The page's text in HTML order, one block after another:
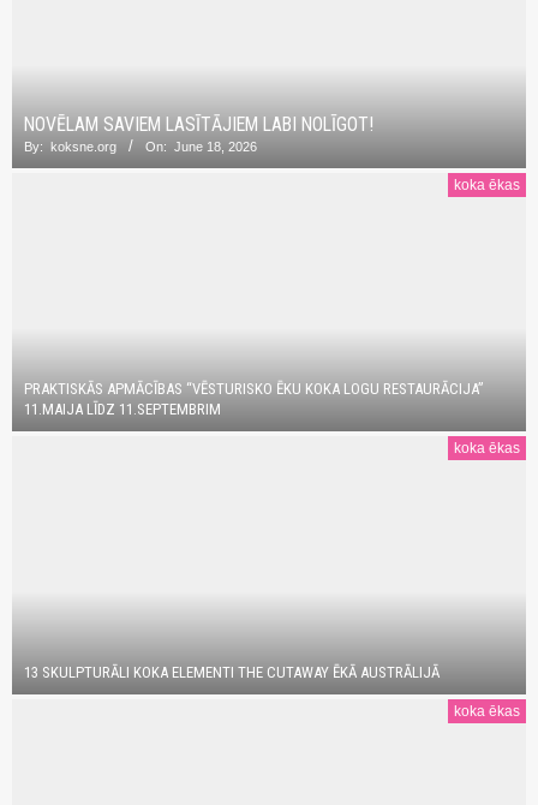
NOVĒLAM SAVIEM LASĪTĀJIEM LABI NOLĪGOT!
By: koksne.org On: June 18, 2026
koka ēkas
PRAKTISKĀS APMĀCĪBAS “VĒSTURISKO ĒKU KOKA LOGU RESTAURĀCIJA”
11.MAIJA LĪDZ 11.SEPTEMBRIM
koka ēkas
13 SKULPTURĀLI KOKA ELEMENTI THE CUTAWAY ĒKĀ AUSTRĀLIJĀ
koka ēkas